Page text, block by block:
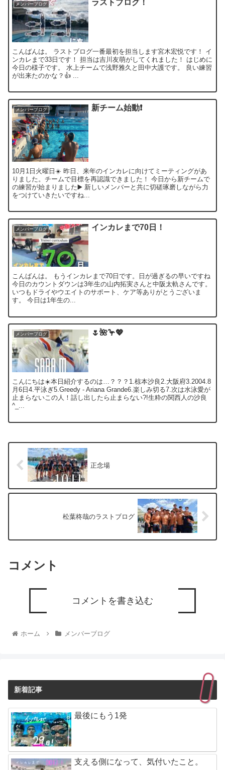
メンバーブログ ラストブログ！
こんばんは。 ラストブログ一番最初を担当します宮木宏悦です！ イ
ンカレまで33日です！ 担当は吉川友萌がしてくれました！ はじめに
今日の様子です。 水上チームで浅野雅久と田中大護です。 良い練習
が出来たのかな？👍 ...
メンバーブログ 新チーム始動❗️
10月1日火曜日☀️ 昨日、来年のインカレに向けてミーティングがあ
りました。チームで目標を再認識できました！ 今日から新チームで
の練習が始まりました▶️ 新しいメンバーと共に切磋琢磨しながら力
をつけていきたいですね...
メンバーブログ インカレまで70日！
こんばんは。 もうインカレまで70日です。日が過ぎるの早いですね
今日のカウントダウンは3年生の山内拓実さんと中阪太軌さんです。
いつもドライやウエイトのサポート、ケア等ありがとうございま
す。 今日は1年生の...
メンバーブログ 🌷🌺🦩💖
こんにちは☀️本日紹介するのは…？？？1.椋本沙良2.大阪府3.2004.8
月6日4.平泳ぎ5.Greedy - Ariana Grande6.楽しみ切る7.次は水泳愛が
止まらないこの人！話し出したら止まらない?!生粋の関西人の沙良
^_...
正念場
松葉柊哉のラストブログ
コメント
コメントを書き込む
ホーム メンバーブログ
新着記事
最後にもう1発
支える側になって、気付いたこと。